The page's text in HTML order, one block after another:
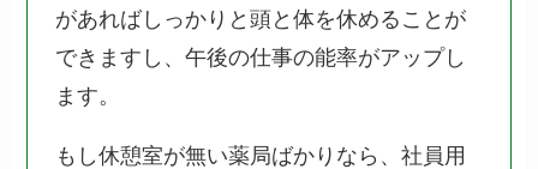
があればしっかりと頭と体を休めることが
できますし、午後の仕事の能率がアップし
ます。
もし休憩室が無い薬局ばかりなら、社員用